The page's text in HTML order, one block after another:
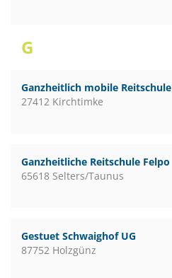
G
Ganzheitlich mobile Reitschule
27412 Kirchtimke
Ganzheitliche Reitschule Felpo
65618 Selters/Taunus
Gestuet Schwaighof UG
87752 Holzgünz